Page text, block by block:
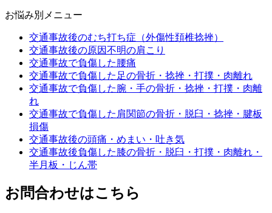
お悩み別メニュー
交通事故後のむち打ち症（外傷性頚椎捻挫）
交通事故後の原因不明の肩こり
交通事故で負傷した腰痛
交通事故で負傷した足の骨折・捻挫・打撲・肉離れ
交通事故で負傷した腕・手の骨折・捻挫・打撲・肉離
れ
交通事故で負傷した肩関節の骨折・脱臼・捻挫・腱板
損傷
交通事故後の頭痛・めまい・吐き気
交通事故後負傷した膝の骨折・脱臼・打撲・肉離れ・
半月板・じん帯
お問合わせはこちら